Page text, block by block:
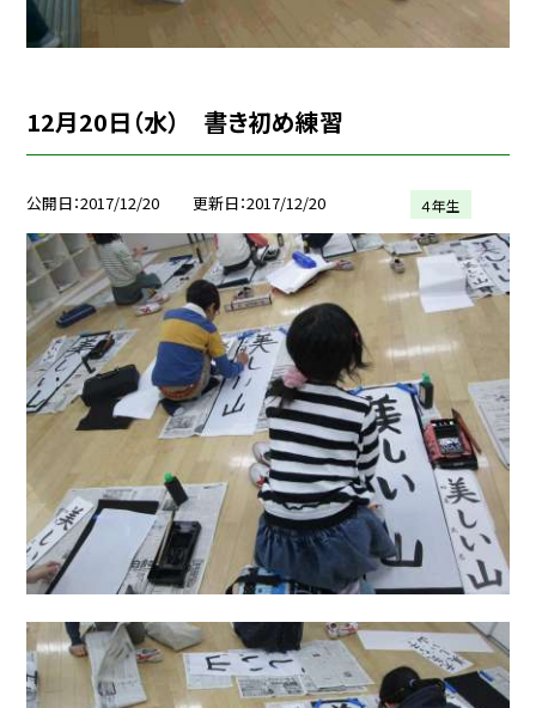
12月20日（水） 書き初め練習
公開日 2017/12/20 更新日 2017/12/20 ４年生